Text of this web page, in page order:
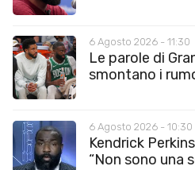
6 Agosto 2026 - 11:30
Le parole di
smontano i
6 Agosto 2026 - 10:30
Kendrick
“Non sono una